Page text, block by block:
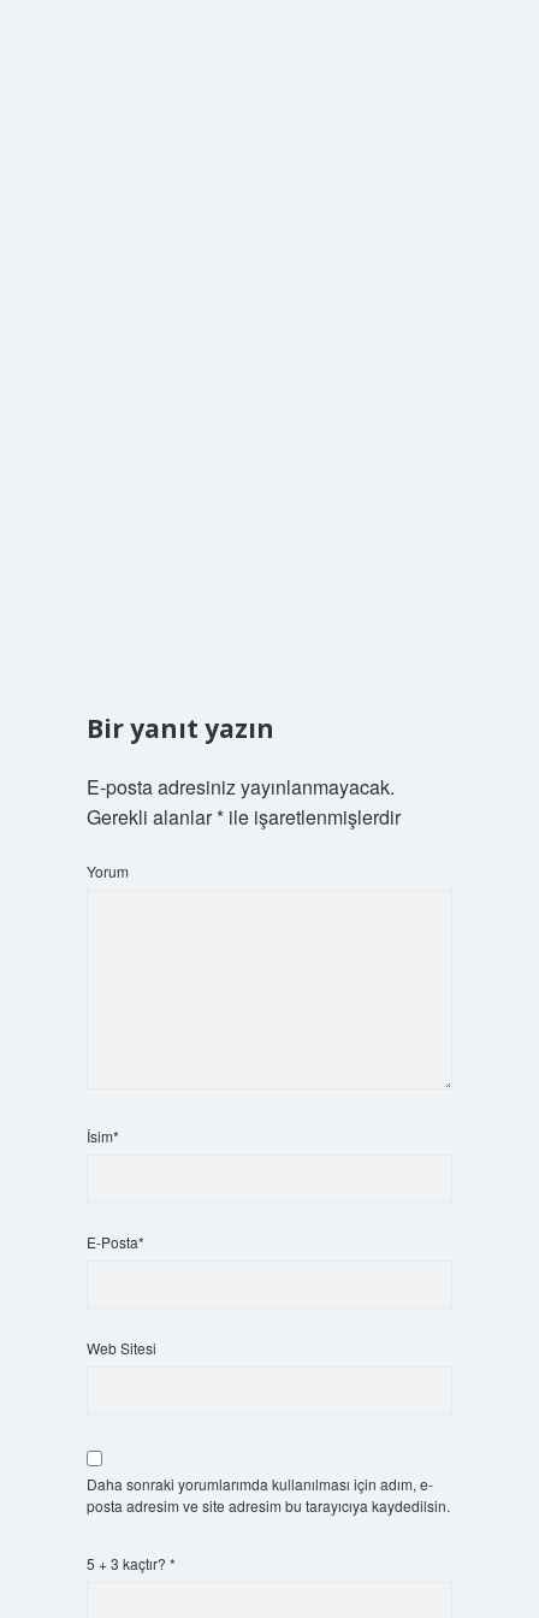
Bir yanıt yazın
E-posta adresiniz yayınlanmayacak.
Gerekli alanlar*ile işaretlenmişlerdir
Yorum
İsim*
E-Posta*
Web Sitesi
Daha sonraki yorumlarımda kullanılması için adım, e-
posta adresim ve site adresim bu tarayıcıya kaydedilsin.
5 + 3 kaçtır? *